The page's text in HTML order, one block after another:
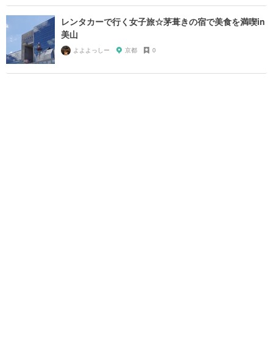
レンタカーで行く女子旅☆茅葺きの宿で美食を満喫in
美山
よよよっしー 京都 0